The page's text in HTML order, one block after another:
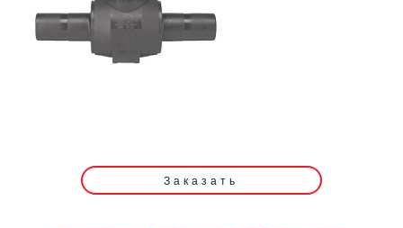
Заказать